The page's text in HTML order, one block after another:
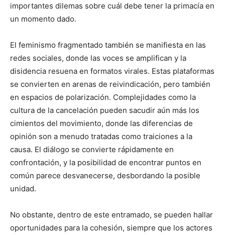
importantes dilemas sobre cuál debe tener la primacía en
un momento dado.
El feminismo fragmentado también se manifiesta en las
redes sociales, donde las voces se amplifican y la
disidencia resuena en formatos virales. Estas plataformas
se convierten en arenas de reivindicación, pero también
en espacios de polarización. Complejidades como la
cultura de la cancelación pueden sacudir aún más los
cimientos del movimiento, donde las diferencias de
opinión son a menudo tratadas como traiciones a la
causa. El diálogo se convierte rápidamente en
confrontación, y la posibilidad de encontrar puntos en
común parece desvanecerse, desbordando la posible
unidad.
No obstante, dentro de este entramado, se pueden hallar
oportunidades para la cohesión, siempre que los actores